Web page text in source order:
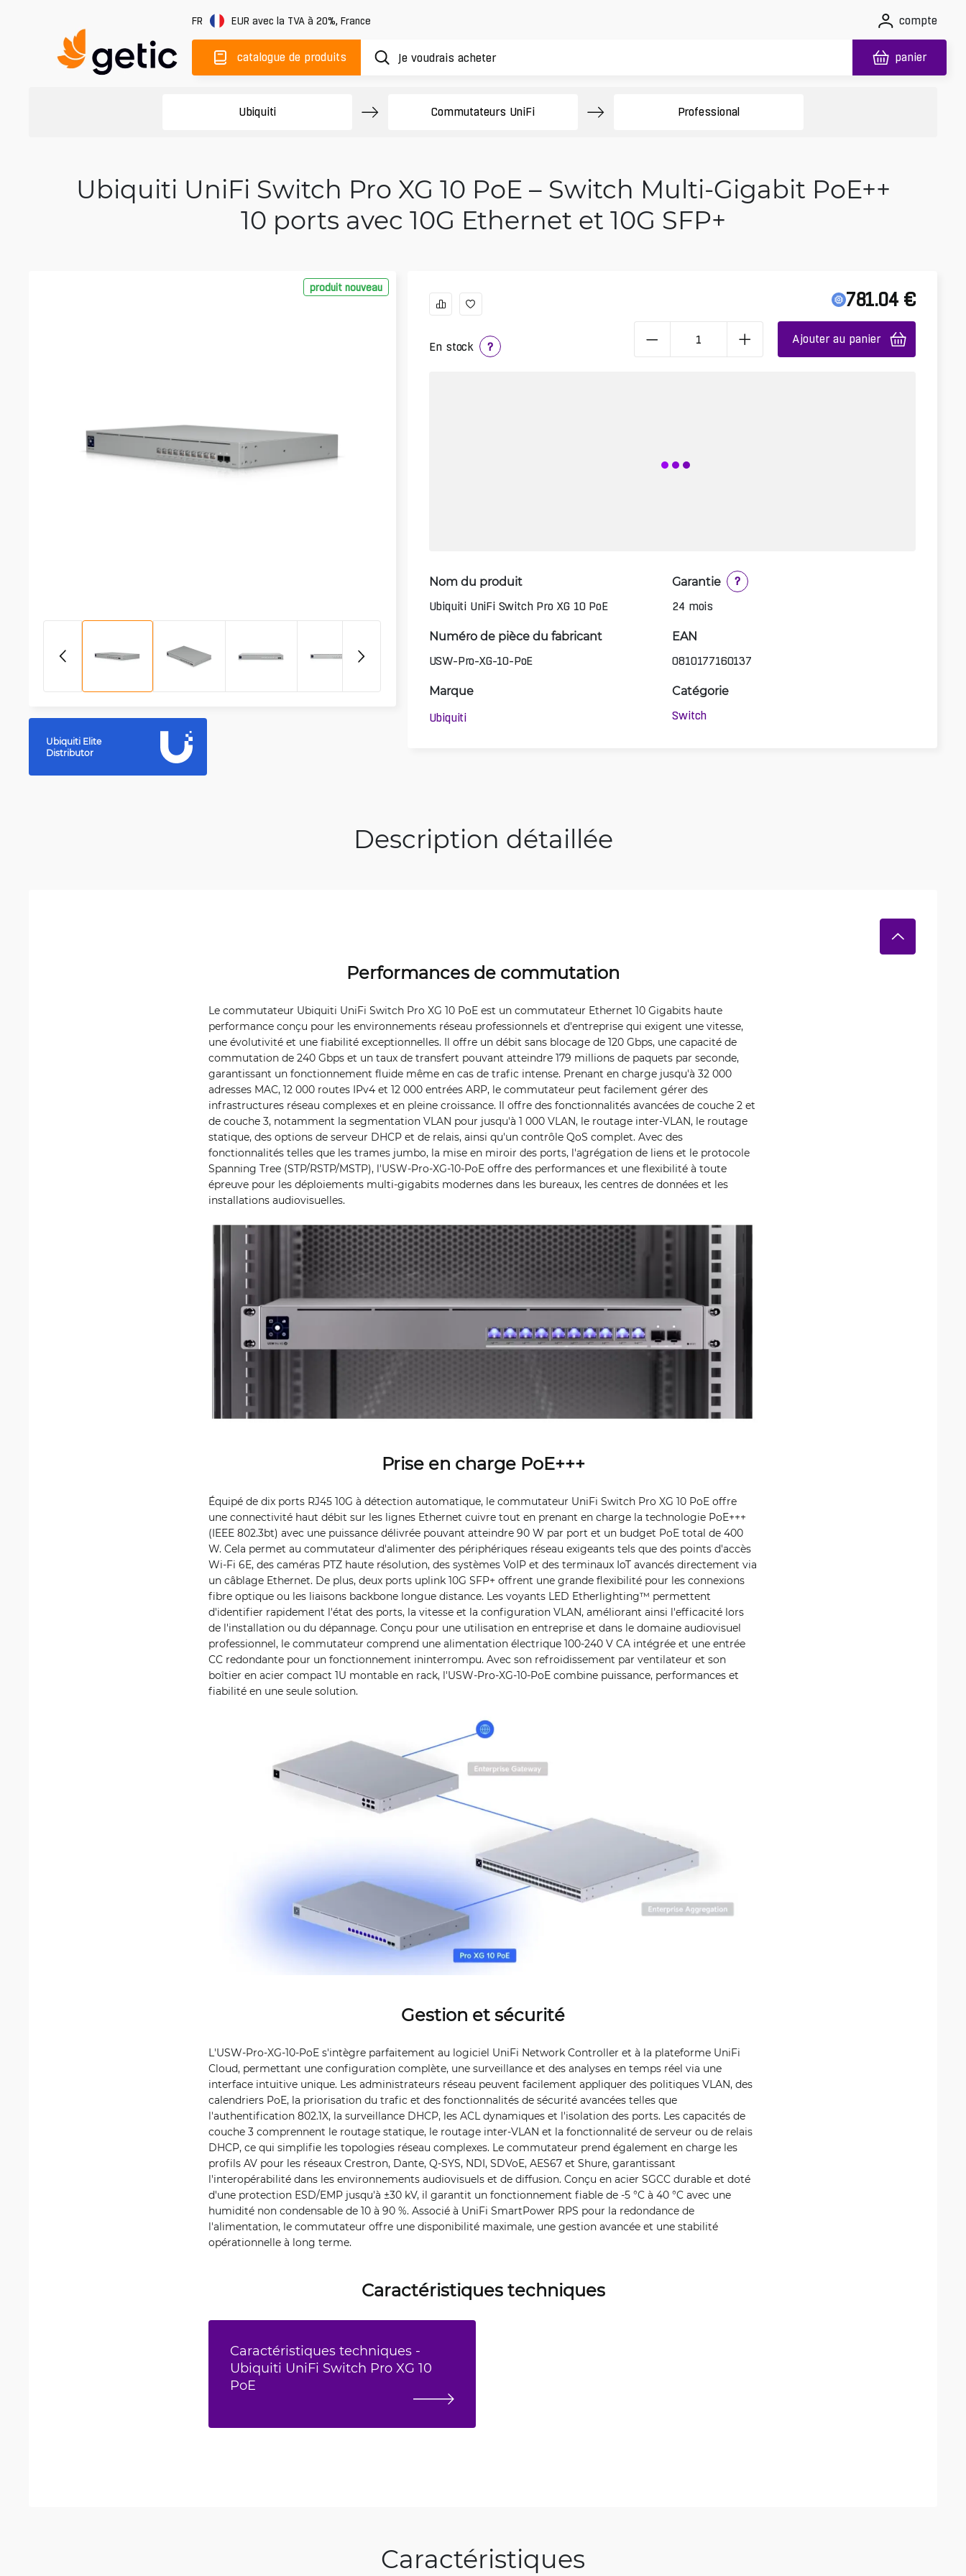
FR EUR avec la TVA à 20%, France compte
catalogue de produits panier
Ubiquiti Commutateurs UniFi Professional
Ubiquiti UniFi Switch Pro XG 10 PoE – Switch Multi-Gigabit PoE++
10 ports avec 10G Ethernet et 10G SFP+
produit nouveau
Ubiquiti Elite
Distributor
En stock ?
781.04 €
Ajouter au panier
Nom du produit
Ubiquiti UniFi Switch Pro XG 10 PoE
Garantie
?
24 mois
Numéro de pièce du fabricant
USW-Pro-XG-10-PoE
EAN
0810177160137
Marque
Ubiquiti
Catégorie
Switch
Description détaillée
Performances de commutation
Le commutateur Ubiquiti UniFi Switch Pro XG 10 PoE est un commutateur Ethernet 10 Gigabits haute
performance conçu pour les environnements réseau professionnels et d'entreprise qui exigent une vitesse,
une évolutivité et une fiabilité exceptionnelles. Il offre un débit sans blocage de 120 Gbps, une capacité de
commutation de 240 Gbps et un taux de transfert pouvant atteindre 179 millions de paquets par seconde,
garantissant un fonctionnement fluide même en cas de trafic intense. Prenant en charge jusqu'à 32 000
adresses MAC, 12 000 routes IPv4 et 12 000 entrées ARP, le commutateur peut facilement gérer des
infrastructures réseau complexes et en pleine croissance. Il offre des fonctionnalités avancées de couche 2 et
de couche 3, notamment la segmentation VLAN pour jusqu'à 1 000 VLAN, le routage inter-VLAN, le routage
statique, des options de serveur DHCP et de relais, ainsi qu'un contrôle QoS complet. Avec des
fonctionnalités telles que les trames jumbo, la mise en miroir des ports, l'agrégation de liens et le protocole
Spanning Tree (STP/RSTP/MSTP), l'USW-Pro-XG-10-PoE offre des performances et une flexibilité à toute
épreuve pour les déploiements multi-gigabits modernes dans les bureaux, les centres de données et les
installations audiovisuelles.
Prise en charge PoE+++
Équipé de dix ports RJ45 10G à détection automatique, le commutateur UniFi Switch Pro XG 10 PoE offre
une connectivité haut débit sur les lignes Ethernet cuivre tout en prenant en charge la technologie PoE+++
(IEEE 802.3bt) avec une puissance délivrée pouvant atteindre 90 W par port et un budget PoE total de 400
W. Cela permet au commutateur d'alimenter des périphériques réseau exigeants tels que des points d'accès
Wi-Fi 6E, des caméras PTZ haute résolution, des systèmes VoIP et des terminaux IoT avancés directement via
un câblage Ethernet. De plus, deux ports uplink 10G SFP+ offrent une grande flexibilité pour les connexions
fibre optique ou les liaisons backbone longue distance. Les voyants LED Etherlighting™ permettent
d'identifier rapidement l'état des ports, la vitesse et la configuration VLAN, améliorant ainsi l'efficacité lors
de l'installation ou du dépannage. Conçu pour une utilisation en entreprise et dans le domaine audiovisuel
professionnel, le commutateur comprend une alimentation électrique 100-240 V CA intégrée et une entrée
CC redondante pour un fonctionnement ininterrompu. Avec son refroidissement par ventilateur et son
boîtier en acier compact 1U montable en rack, l'USW-Pro-XG-10-PoE combine puissance, performances et
fiabilité en une seule solution.
Gestion et sécurité
L'USW-Pro-XG-10-PoE s'intègre parfaitement au logiciel UniFi Network Controller et à la plateforme UniFi
Cloud, permettant une configuration complète, une surveillance et des analyses en temps réel via une
interface intuitive unique. Les administrateurs réseau peuvent facilement appliquer des politiques VLAN, des
calendriers PoE, la priorisation du trafic et des fonctionnalités de sécurité avancées telles que
l'authentification 802.1X, la surveillance DHCP, les ACL dynamiques et l'isolation des ports. Les capacités de
couche 3 comprennent le routage statique, le routage inter-VLAN et la fonctionnalité de serveur ou de relais
DHCP, ce qui simplifie les topologies réseau complexes. Le commutateur prend également en charge les
profils AV pour les réseaux Crestron, Dante, Q-SYS, NDI, SDVoE, AES67 et Shure, garantissant
l'interopérabilité dans les environnements audiovisuels et de diffusion. Conçu en acier SGCC durable et doté
d'une protection ESD/EMP jusqu'à ±30 kV, il garantit un fonctionnement fiable de -5 °C à 40 °C avec une
humidité non condensable de 10 à 90 %. Associé à UniFi SmartPower RPS pour la redondance de
l'alimentation, le commutateur offre une disponibilité maximale, une gestion avancée et une stabilité
opérationnelle à long terme.
Caractéristiques techniques
Caractéristiques techniques -
Ubiquiti UniFi Switch Pro XG 10
PoE
Caractéristiques